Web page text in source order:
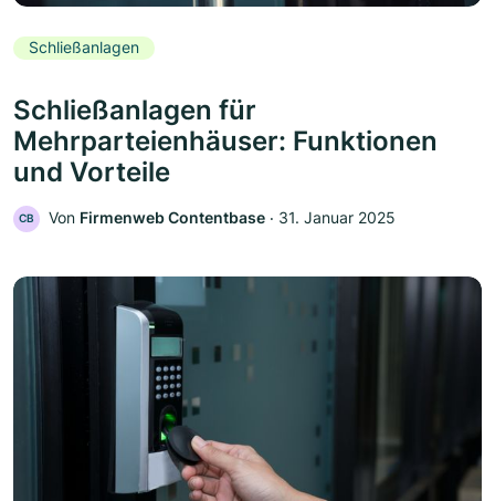
Schließanlagen
Schließanlagen für
Mehrparteienhäuser: Funktionen
und Vorteile
CB Von Firmenweb Contentbase ‧ 31. Januar 2025